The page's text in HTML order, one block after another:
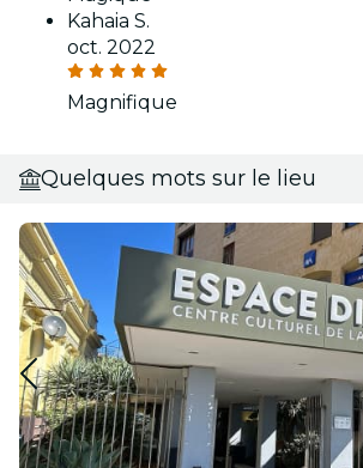
Kahaia S.
oct. 2022
Magnifique
Quelques mots sur le lieu